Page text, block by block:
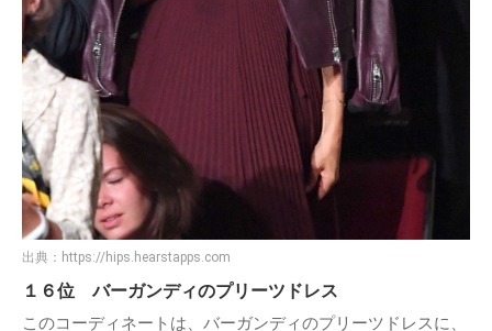
出典： https://hips.hearstapps.com
１６位 バーガンディのプリーツドレス
このコーディネートは、バーガンディのプリーツドレスに、